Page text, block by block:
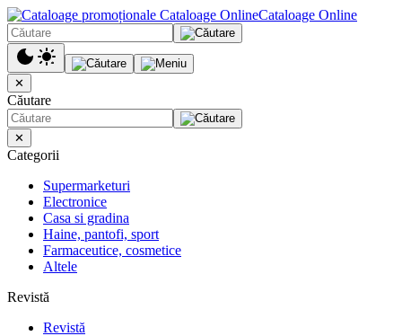
Cataloage Online
✕
Căutare
✕
Categorii
Supermarketuri
Electronice
Casa si gradina
Haine, pantofi, sport
Farmaceutice, cosmetice
Altele
Revistă
Revistă